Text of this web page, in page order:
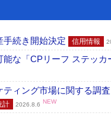
続き開始決定 信用情報
な「CPリーフ ステッ
ィング市場に関する調
計 2026.8.6 NEW